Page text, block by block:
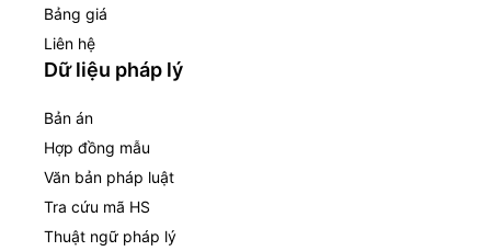
Bảng giá
Liên hệ
Dữ liệu pháp lý
Bản án
Hợp đồng mẫu
Văn bản pháp luật
Tra cứu mã HS
Thuật ngữ pháp lý